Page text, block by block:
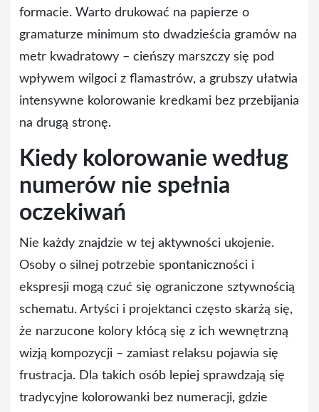
formacie. Warto drukować na papierze o
gramaturze minimum sto dwadzieścia gramów na
metr kwadratowy – cieńszy marszczy się pod
wpływem wilgoci z flamastrów, a grubszy ułatwia
intensywne kolorowanie kredkami bez przebijania
na drugą stronę.
Kiedy kolorowanie według
numerów nie spełnia
oczekiwań
Nie każdy znajdzie w tej aktywności ukojenie.
Osoby o silnej potrzebie spontaniczności i
ekspresji mogą czuć się ograniczone sztywnością
schematu. Artyści i projektanci często skarżą się,
że narzucone kolory kłócą się z ich wewnętrzną
wizją kompozycji – zamiast relaksu pojawia się
frustracja. Dla takich osób lepiej sprawdzają się
tradycyjne kolorowanki bez numeracji, gdzie